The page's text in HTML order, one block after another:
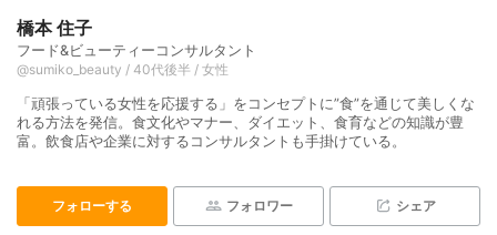
橋本 住子
フード&ビューティーコンサルタント
@sumiko_beauty / 40代後半 / 女性
「頑張っている女性を応援する」をコンセプトに”食”を通じて美しくな
れる方法を発信。食文化やマナー、ダイエット、食育などの知識が豊
富。飲食店や企業に対するコンサルタントも手掛けている。
フォローする フォロワー シェア